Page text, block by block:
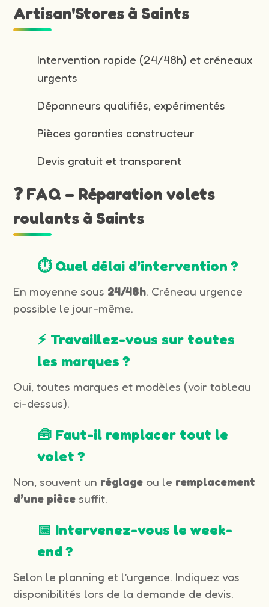
Artisan'Stores à Saints
Intervention rapide (24/48h) et créneaux
urgents
Dépanneurs qualifiés, expérimentés
Pièces garanties constructeur
Devis gratuit et transparent
❓ FAQ – Réparation volets
roulants à Saints
⏱️ Quel délai d’intervention ?
En moyenne sous 24/48h. Créneau urgence
possible le jour-même.
⚡ Travaillez-vous sur toutes
les marques ?
Oui, toutes marques et modèles (voir tableau
ci-dessus).
🧰 Faut-il remplacer tout le
volet ?
Non, souvent un réglage ou le remplacement
d’une pièce suffit.
📅 Intervenez-vous le week-
end ?
Selon le planning et l’urgence. Indiquez vos
disponibilités lors de la demande de devis.